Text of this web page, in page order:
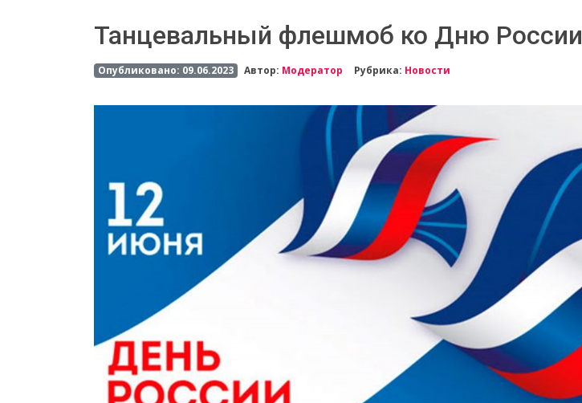
Танцевальный флешмоб ко Дню России
Опубликовано: 09.06.2023 Автор: Модератор Рубрика: Новости